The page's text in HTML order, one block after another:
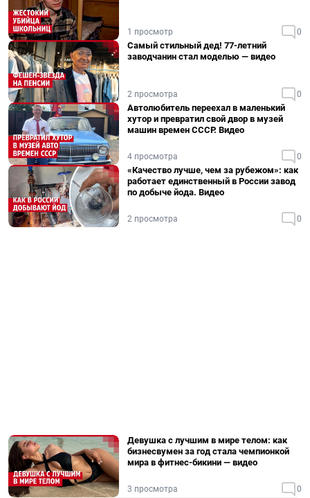
1 просмотр 0
Самый стильный дед! 77-летний
заводчанин стал моделью — видео
2 просмотра 0
Автолюбитель переехал в маленький
хутор и превратил свой двор в музей
машин времен СССР. Видео
4 просмотра 0
«Качество лучше, чем за рубежом»: как
работает единственный в России завод
по добыче йода. Видео
2 просмотра 0
Девушка с лучшим в мире телом: как
бизнесвумен за год стала чемпионкой
мира в фитнес-бикини — видео
3 просмотра 0